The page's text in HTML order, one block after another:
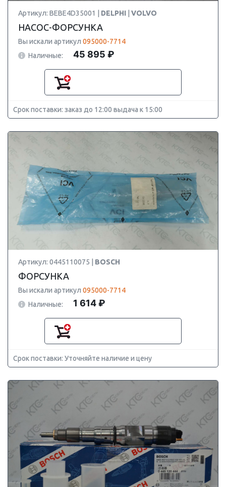
Артикул: BEBE4D35001 | DELPHI VOLVO
НАСОС-ФОРСУНКА
Вы искали артикул 095000-7714
Наличные:
45 895 ₽
Срок поставки: заказ до 12:00 выдача к 15:00
Артикул: 0445110075 | BOSCH
ФОРСУНКА
Вы искали артикул 095000-7714
Наличные:
1 614 ₽
Срок поставки: Уточняйте наличие и цену